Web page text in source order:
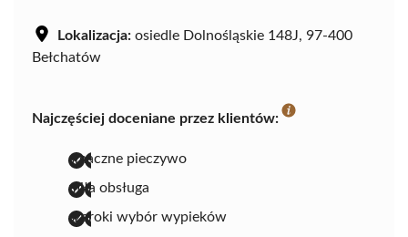
Lokalizacja: osiedle Dolnośląskie 148J, 97-400
Bełchatów
Najczęściej doceniane przez klientów:
smaczne pieczywo
miła obsługa
szeroki wybór wypieków